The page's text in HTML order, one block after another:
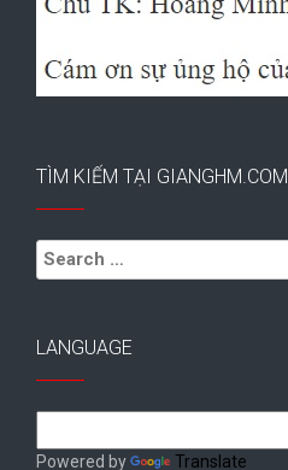
TÌM KIẾM TẠI GIANGHM.COM
Search
for:
LANGUAGE
Powered by Translate